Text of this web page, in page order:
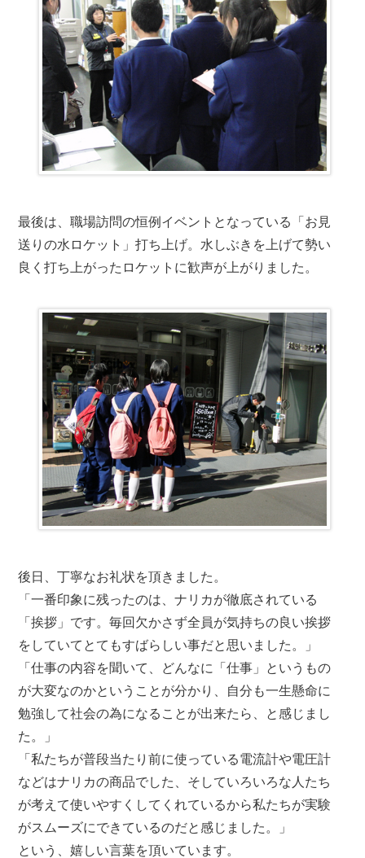
最後は、職場訪問の恒例イベントとなっている「お見
送りの水ロケット」打ち上げ。水しぶきを上げて勢い
良く打ち上がったロケットに歓声が上がりました。
後日、丁寧なお礼状を頂きました。
「一番印象に残ったのは、ナリカが徹底されている
「挨拶」です。毎回欠かさず全員が気持ちの良い挨拶
をしていてとてもすばらしい事だと思いました。」
「仕事の内容を聞いて、どんなに「仕事」というもの
が大変なのかということが分かり、自分も一生懸命に
勉強して社会の為になることが出来たら、と感じまし
た。」
「私たちが普段当たり前に使っている電流計や電圧計
などはナリカの商品でした、そしていろいろな人たち
が考えて使いやすくしてくれているから私たちが実験
がスムーズにできているのだと感じました。」
という、嬉しい言葉を頂いています。